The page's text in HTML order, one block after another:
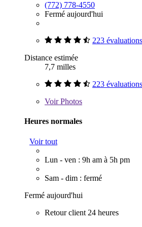
(772) 778-4550
Fermé aujourd'hui
223 évaluations
Distance estimée
7,7 milles
223 évaluations
VoirPhotos
Heures normales
Voir tout
Lun - ven : 9h am à 5h pm
Sam - dim : fermé
Fermé aujourd'hui
Retour client 24 heures